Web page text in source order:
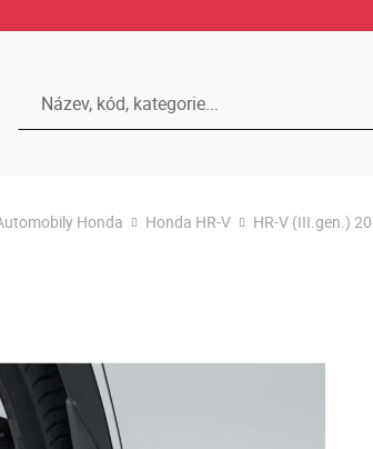
Honda Honda HR-V HR-V (III.gen.)